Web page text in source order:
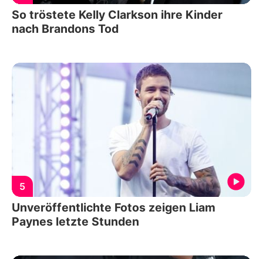
So tröstete Kelly Clarkson ihre Kinder
nach Brandons Tod
5
Unveröffentlichte Fotos zeigen Liam
Paynes letzte Stunden